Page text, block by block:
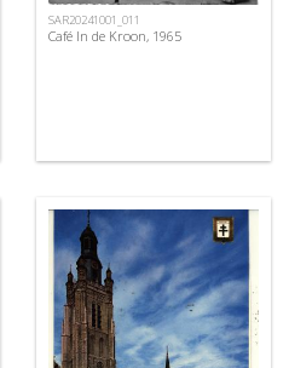
SAR20241001_011
Café In de Kroon, 1965